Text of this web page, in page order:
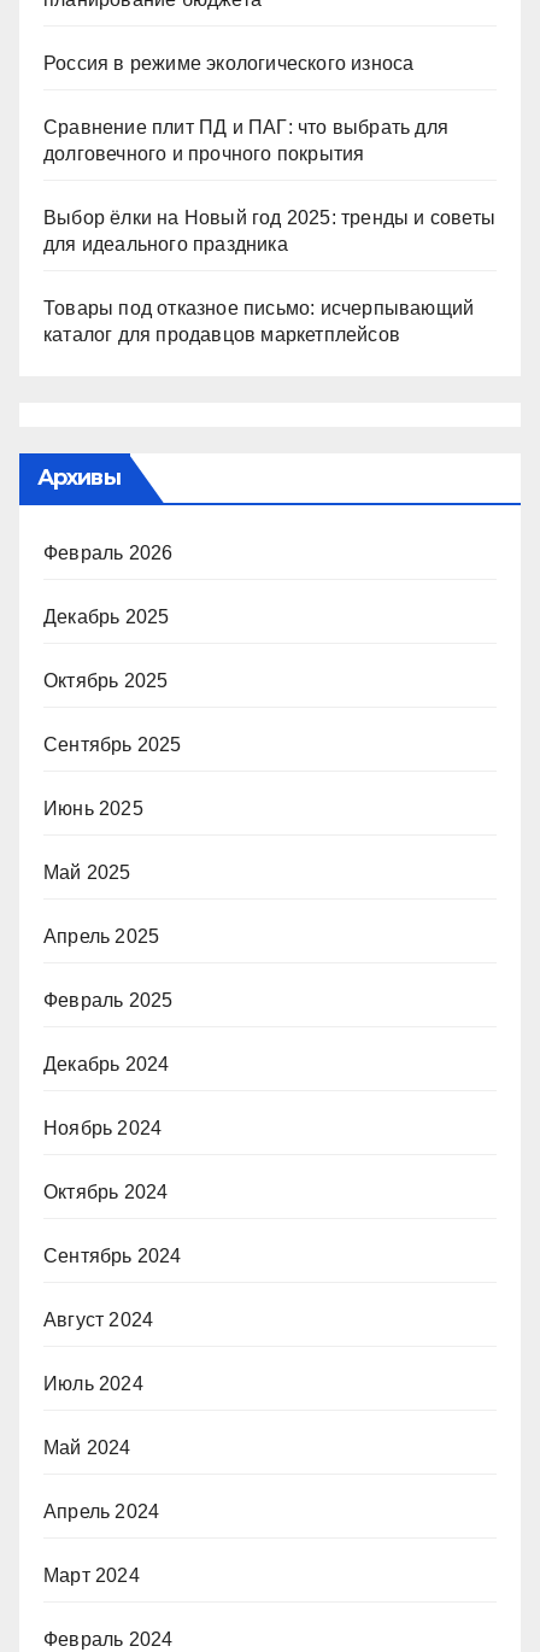
Россия в режиме экологического износа
Сравнение плит ПД и ПАГ: что выбрать для
долговечного и прочного покрытия
Выбор ёлки на Новый год 2025: тренды и советы
для идеального праздника
Товары под отказное письмо: исчерпывающий
каталог для продавцов маркетплейсов
Архивы
Февраль 2026
Декабрь 2025
Октябрь 2025
Сентябрь 2025
Июнь 2025
Май 2025
Апрель 2025
Февраль 2025
Декабрь 2024
Ноябрь 2024
Октябрь 2024
Сентябрь 2024
Август 2024
Июль 2024
Май 2024
Апрель 2024
Март 2024
Февраль 2024